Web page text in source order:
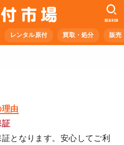
レンタル原付 買取・処分 販売
SEARCH
由
となります。安心してご利